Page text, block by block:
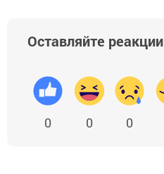
Оставляйте реакции
0 0 0